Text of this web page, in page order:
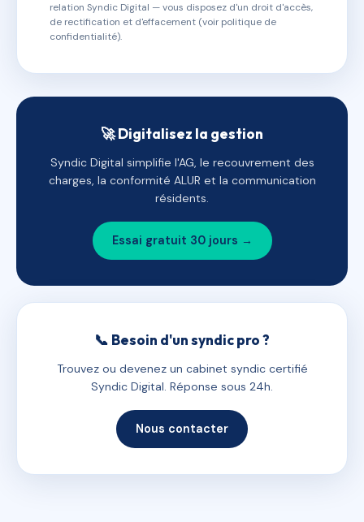
relation Syndic Digital — vous disposez d'un droit d'accès,
de rectification et d'effacement (voir politique de
confidentialité).
🚀 Digitalisez la gestion
Syndic Digital simplifie l'AG, le recouvrement des
charges, la conformité ALUR et la communication
résidents.
Essai gratuit 30 jours →
📞 Besoin d'un syndic pro ?
Trouvez ou devenez un cabinet syndic certifié
Syndic Digital. Réponse sous 24h.
Nous contacter